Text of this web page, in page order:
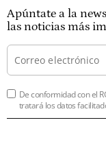
Apúntate a la
las noticias más
De conformidad con el
tratará los datos